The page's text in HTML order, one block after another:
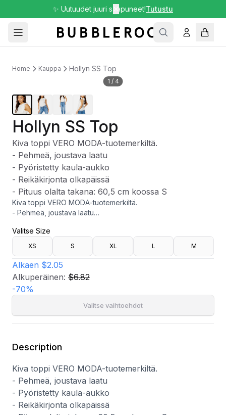
✨ Uutuudet juuri saapuneet!Tutustu
Home Kauppa Hollyn SS Top
1 / 4
Hollyn SS Top
Kiva toppi VERO MODA-tuotemerkiltä.
- Pehmeä, joustava laatu
- Pyöristetty kaula-aukko
- Reikäkirjonta olkapäissä
- Pituus olalta takana: 60,5 cm koossa S
Kiva toppi VERO MODA-tuotemerkiltä.
- Pehmeä, joustava laatu
- Reikäkirjonta olkapäissä
- Pituus olalta takana: 60,5 cm koossa S
Valitse Size
XS S XL L M
Alkaen $2.05
Alkuperäinen: $6.82
-70%
Valitse vaihtoehdot
Description
Kiva toppi VERO MODA-tuotemerkiltä.
- Pehmeä, joustava laatu
- Pyöristetty kaula-aukko
- Reikäkirjonta olkapäissä